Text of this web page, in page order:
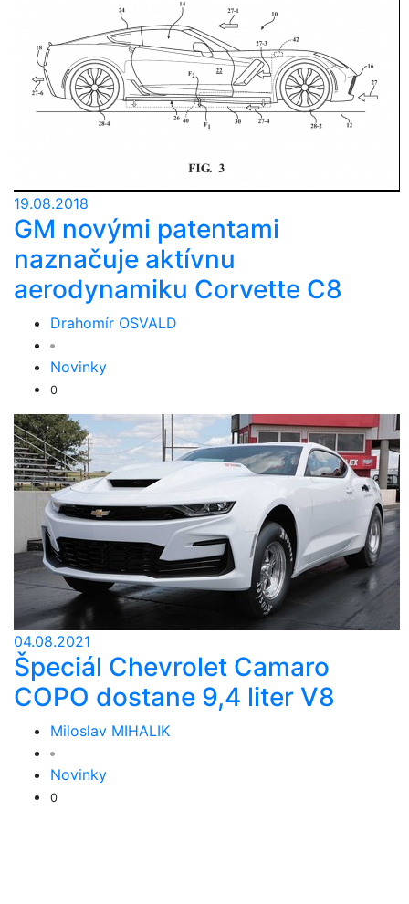
19.08.2018
GM novými patentami
naznačuje aktívnu
aerodynamiku Corvette C8
Drahomír OSVALD
Novinky
0
04.08.2021
Špeciál Chevrolet Camaro
COPO dostane 9,4 liter V8
Miloslav MIHALIK
Novinky
0